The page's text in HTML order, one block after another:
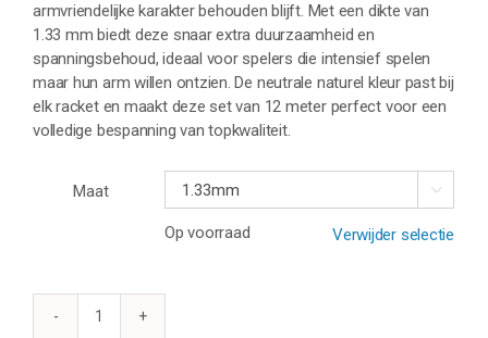
armvriendelijke karakter behouden blijft. Met een dikte van
1.33 mm biedt deze snaar extra duurzaamheid en
spanningsbehoud, ideaal voor spelers die intensief spelen
maar hun arm willen ontzien. De neutrale naturel kleur past bij
elk racket en maakt deze set van 12 meter perfect voor een
volledige bespanning van topkwaliteit.
Maat 
Op voorraad Verwijder selectie
TECNIFIBRE